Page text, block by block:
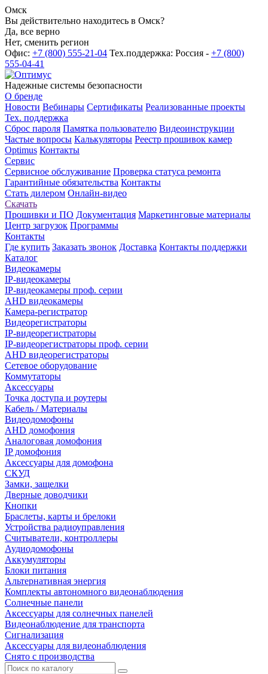
Омск
Вы действительно находитесь в Омск?
Да, все верно
Нет, сменить регион
Офис: +7 (800) 555-21-04 Тех.поддержка: Россия - +7 (800)
555-04-41
Надежные системы безопасности
О бренде
Новости Вебинары Сертификаты Реализованные проекты
Тех. поддержка
Сброс пароля Памятка пользователю Видеоинструкции
Частые вопросы Калькуляторы Реестр прошивок камер
Optimus Контакты
Сервис
Сервисное обслуживание Проверка статуса ремонта
Гарантийные обязательства Контакты
Стать дилером Онлайн-видео
Скачать
Прошивки и ПО Документация Маркетинговые материалы
Центр загрузок Программы
Контакты
Где купить Заказать звонок Доставка Контакты поддержки
Каталог
Видеокамеры
IP-видеокамеры
IP-видеокамеры проф. серии
AHD видеокамеры
Камера-регистратор
Видеорегистраторы
IP-видеорегистраторы
IP-видеорегистраторы проф. серии
AHD видеорегистраторы
Сетевое оборудование
Коммутаторы
Аксессуары
Точка доступа и роутеры
Кабель / Материалы
Видеодомофоны
AHD домофония
Аналоговая домофония
IP домофония
Аксессуары для домофона
СКУД
Замки, защелки
Дверные доводчики
Кнопки
Браслеты, карты и брелоки
Устройства радиоуправления
Считыватели, контроллеры
Аудиодомофоны
Аккумуляторы
Блоки питания
Альтернативная энергия
Комплекты автономного видеонаблюдения
Солнечные панели
Аксессуары для солнечных панелей
Видеонаблюдение для транспорта
Сигнализация
Аксессуары для видеонаблюдения
Снято с производства